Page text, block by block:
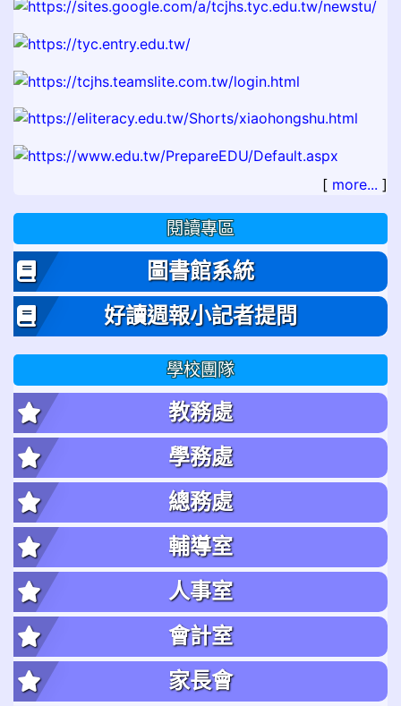
[ more... ]
閱讀專區
圖書館系統
好讀週報小記者提問
學校團隊
教務處
學務處
總務處
輔導室
人事室
會計室
家長會